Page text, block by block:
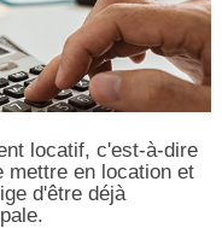
locatif, c'est-à-dire
mettre en location et
d'être déjà